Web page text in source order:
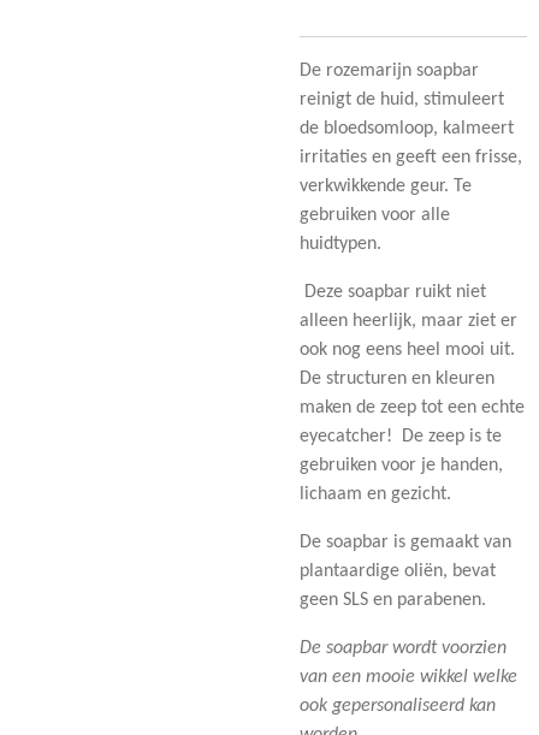
De rozemarijn soapbar
reinigt de huid, stimuleert
de bloedsomloop, kalmeert
irritaties en geeft een frisse,
verkwikkende geur. Te
gebruiken voor alle
huidtypen.
Deze soapbar ruikt niet
alleen heerlijk, maar ziet er
ook nog eens heel mooi uit.
De structuren en kleuren
maken de zeep tot een echte
eyecatcher! De zeep is te
gebruiken voor je handen,
lichaam en gezicht.
De soapbar is gemaakt van
plantaardige oliën, bevat
geen SLS en parabenen.
De soapbar wordt voorzien
van een mooie wikkel welke
ook gepersonaliseerd kan